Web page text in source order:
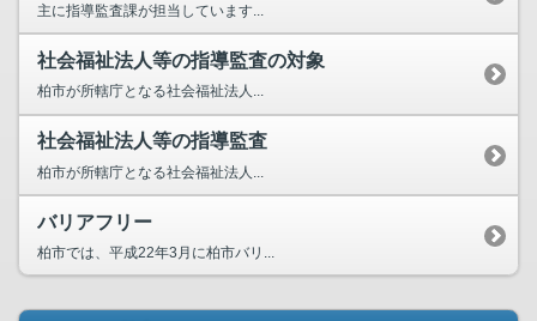
主に指導監査課が担当しています...
社会福祉法人等の指導監査の対象
柏市が所轄庁となる社会福祉法人...
社会福祉法人等の指導監査
柏市が所轄庁となる社会福祉法人...
バリアフリー
柏市では、平成22年3月に柏市バリ...